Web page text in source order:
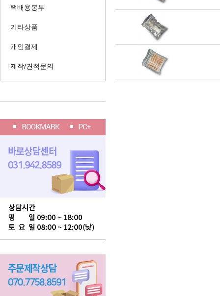
택배용봉투
기타상품
개인결제
제작/견적문의